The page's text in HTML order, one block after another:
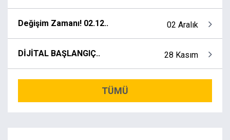
Değişim Zamanı! 02.12.. 02 Aralık
DİJİTAL BAŞLANGIÇ.. 28 Kasım
TÜMÜ